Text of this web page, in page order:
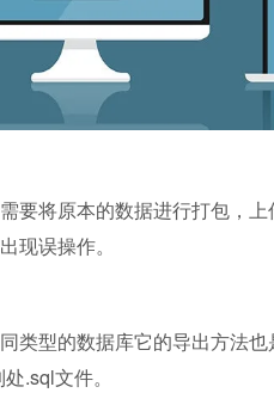
要将原本的数据进行打包，
现误操作。
类型的数据库它的导出方法
.sql文件。